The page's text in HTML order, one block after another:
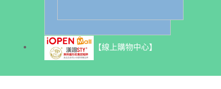
【線上購物中心】